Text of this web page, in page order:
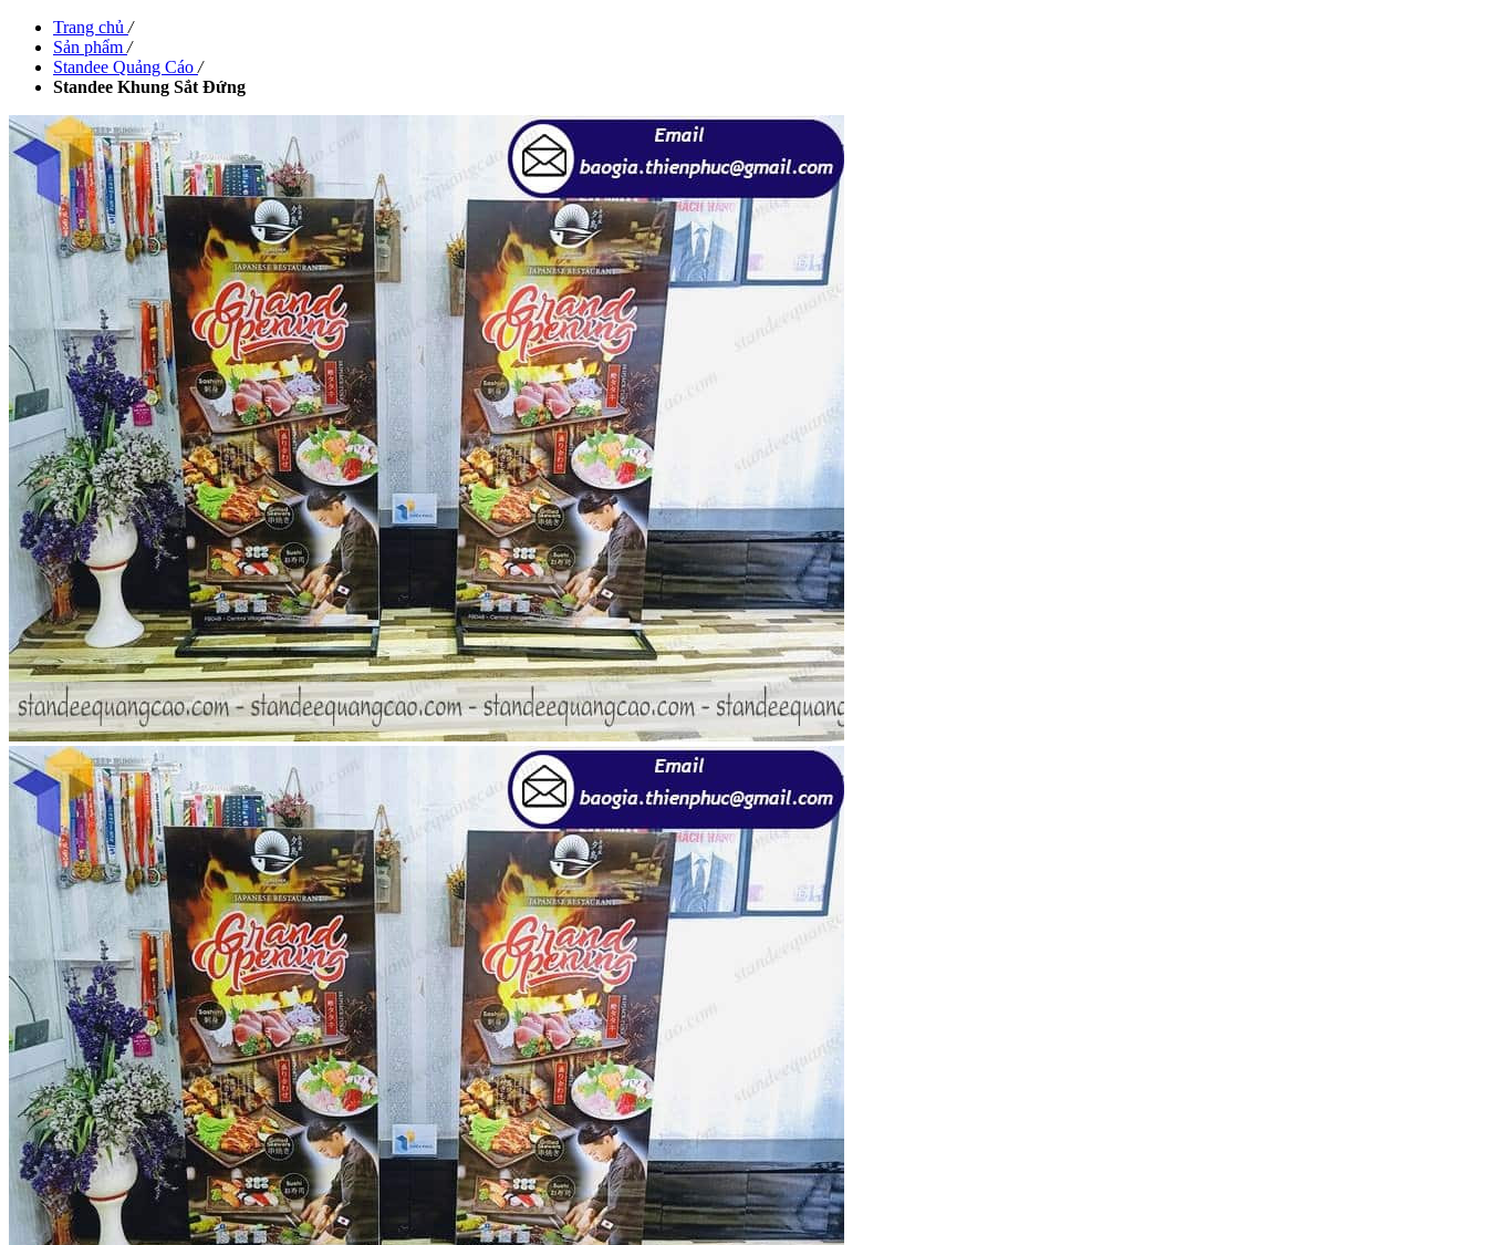
Trang chủ /
Sản phẩm /
Standee Quảng Cáo /
Standee Khung Sắt Đứng